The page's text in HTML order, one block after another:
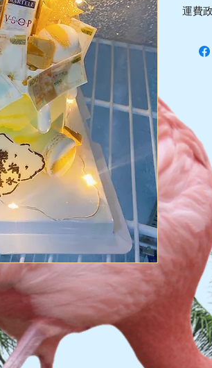
運費
送貨風
本店
大部
但仍
如有
(蛋糕